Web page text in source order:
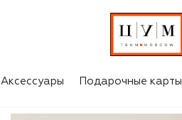
Аксессуары Подарочные карты